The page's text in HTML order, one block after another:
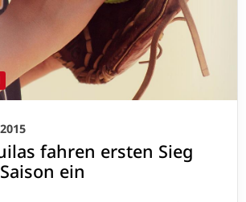
fahren ersten Sieg
ein
Jahn-Rheine 1885 e.V.